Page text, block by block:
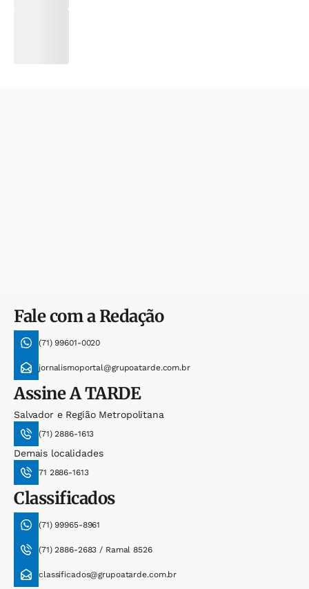
Fale com a Redação
(71) 99601-0020
jornalismoportal@grupoatarde.com.br
AssineA TARDE
Salvador e Região Metropolitana
(71) 2886-1613
Demais localidades
71 2886-1613
Classificados
(71) 99965-8961
(71) 2886-2683 / Ramal 8526
classificados@grupoatarde.com.br